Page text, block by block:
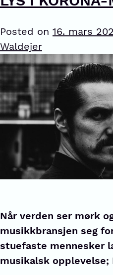
Posted on 16. mars
Waldejer
Når verden ser mørk
musikkbransjen seg
stuefaste mennesker
musikalsk